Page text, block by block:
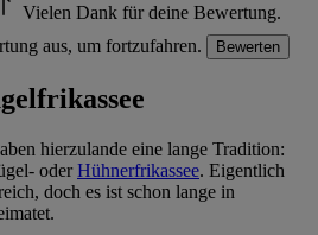
Vielen Dank für deine Bewertung.
aus, um fortzufahren.
Bewerten
hierzulande eine lange Tradition:
oderHühnerfrikassee. Eigentlich
doch es ist schon lange in